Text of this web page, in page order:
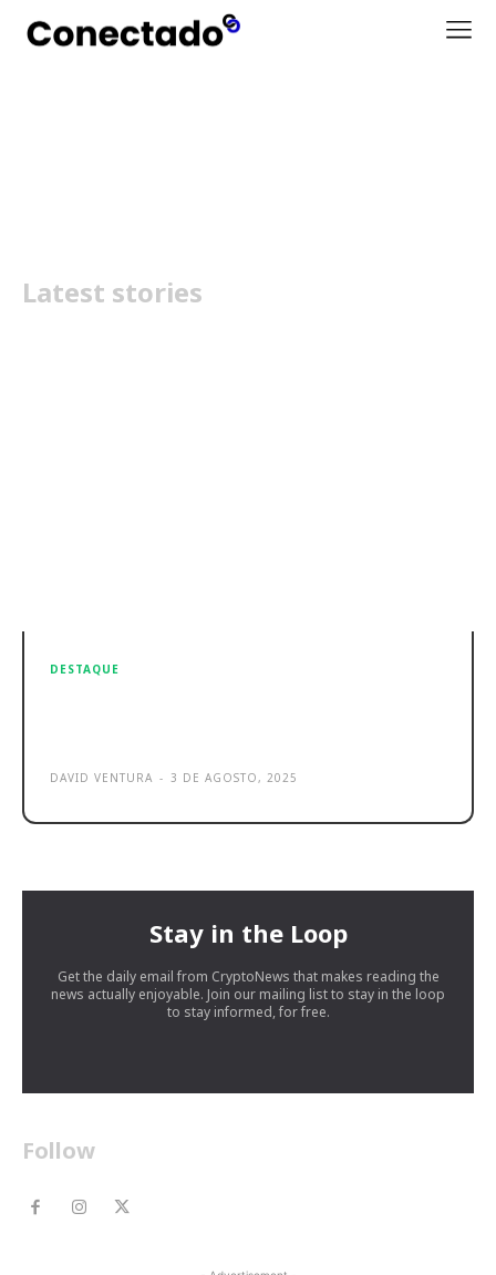
Latest stories
DESTAQUE
DAVID VENTURA - 3 DE AGOSTO, 2025
Stay in the Loop
Get the daily email from CryptoNews that makes reading the
news actually enjoyable. Join our mailing list to stay in the loop
to stay informed, for free.
Follow